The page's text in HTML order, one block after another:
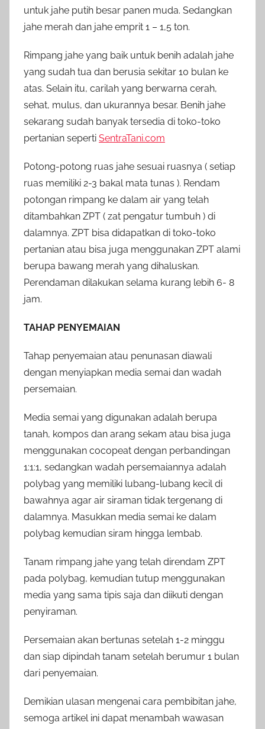
untuk jahe putih besar panen muda. Sedangkan
jahe merah dan jahe emprit 1 – 1,5 ton.
Rimpang jahe yang baik untuk benih adalah jahe
yang sudah tua dan berusia sekitar 10 bulan ke
atas. Selain itu, carilah yang berwarna cerah,
sehat, mulus, dan ukurannya besar. Benih jahe
sekarang sudah banyak tersedia di toko-toko
pertanian seperti SentraTani.com
Potong-potong ruas jahe sesuai ruasnya ( setiap
ruas memiliki 2-3 bakal mata tunas ). Rendam
potongan rimpang ke dalam air yang telah
ditambahkan ZPT ( zat pengatur tumbuh ) di
dalamnya. ZPT bisa didapatkan di toko-toko
pertanian atau bisa juga menggunakan ZPT alami
berupa bawang merah yang dihaluskan.
Perendaman dilakukan selama kurang lebih 6- 8
jam.
TAHAP PENYEMAIAN
Tahap penyemaian atau penunasan diawali
dengan menyiapkan media semai dan wadah
persemaian.
Media semai yang digunakan adalah berupa
tanah, kompos dan arang sekam atau bisa juga
menggunakan cocopeat dengan perbandingan
1:1:1, sedangkan wadah persemaiannya adalah
polybag yang memiliki lubang-lubang kecil di
bawahnya agar air siraman tidak tergenang di
dalamnya. Masukkan media semai ke dalam
polybag kemudian siram hingga lembab.
Tanam rimpang jahe yang telah direndam ZPT
pada polybag, kemudian tutup menggunakan
media yang sama tipis saja dan diikuti dengan
penyiraman.
Persemaian akan bertunas setelah 1-2 minggu
dan siap dipindah tanam setelah berumur 1 bulan
dari penyemaian.
Demikian ulasan mengenai cara pembibitan jahe,
semoga artikel ini dapat menambah wawasan